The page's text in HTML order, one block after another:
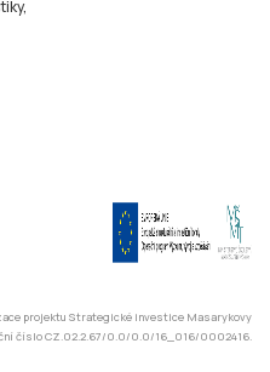
projektu Strategické investice Masarykovy